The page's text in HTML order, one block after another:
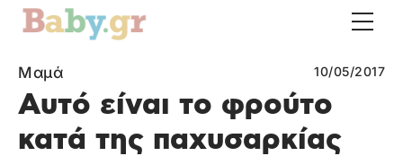
Μαμά 10/05/2017
Αυτό είναι το φρούτο
κατά της παχυσαρκίας